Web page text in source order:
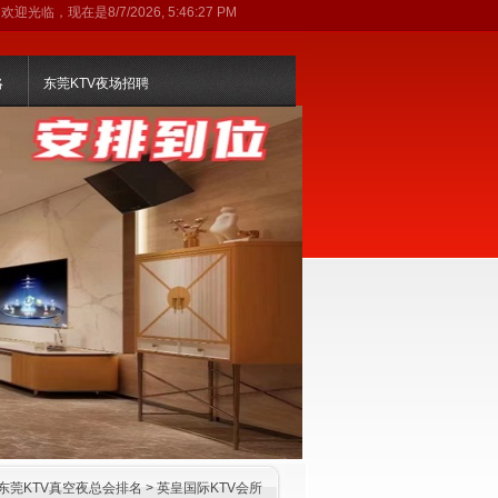
欢迎光临，现在是8/7/2026, 5:46:27 PM
东莞KTV夜场招聘
莞KTV真空夜总会排名 > 英皇国际KTV会所